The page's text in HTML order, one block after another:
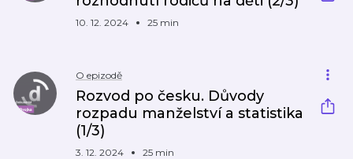
10. 12. 2024 25 min
O epizodě
Rozvod po česku. Důvody
rozpadu manželství a statistika
(1/3)
3. 12. 2024 25 min